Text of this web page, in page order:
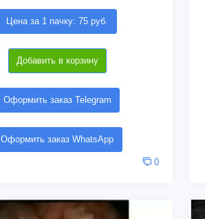
Цена за 1 пачку: 75 руб.
Добавить в корзину
Оформить заказ Telegram
Оформить заказ WhatsApp
0